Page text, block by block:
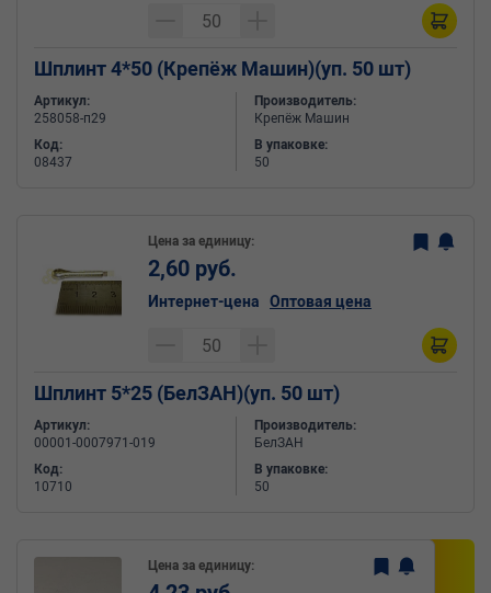
Шплинт 4*50 (Крепёж Машин)(уп. 50 шт)
Артикул:
258058-п29
Код:
08437
Производитель:
Крепёж Машин
В упаковке:
50
Шплинт 5*25 (БелЗАН)(уп. 50 шт)
Артикул:
00001-0007971-019
Код:
10710
Производитель:
БелЗАН
В упаковке:
50
Цена за единицу:
2,60 руб.
Интернет-цена Оптовая цена
Цена за единицу: